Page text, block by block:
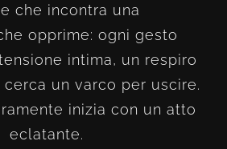
che incontra una
opprime: ogni gesto
intima, un respiro
un varco per uscire.
inizia con un atto
eclatante.